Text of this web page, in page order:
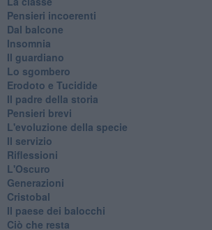
Pensieri incoerenti
Dal balcone
Insomnia
Il guardiano
Lo sgombero
Erodoto e Tucidide
Il padre della storia
Pensieri brevi
L'evoluzione della specie
Il servizio
Riflessioni
L'Oscuro
Generazioni
Cristobal
Il paese dei balocchi
Ciò che resta